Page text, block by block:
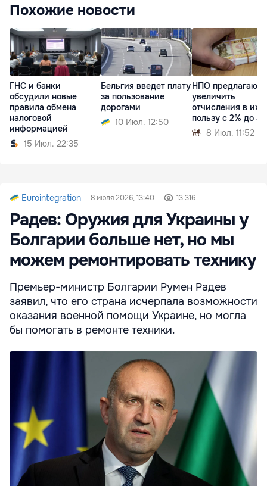
Похожие новости
ГНС и банки
обсудили новые
правила обмена
налоговой
информацией
15 Июл. 22:35
Бельгия введет плату
за пользование
дорогами
10 Июл. 12:50
НПО предлагают
увеличить
отчисления в их
пользу с 2% до
8 Июл. 11:52
Eurointegration 8 июля 2026, 13:40 13 316
Радев: Оружия для Украины у
Болгарии больше нет, но мы
можем ремонтировать технику
Премьер-министр Болгарии Румен Радев
заявил, что его страна исчерпала возможности
оказания военной помощи Украине, но могла
бы помогать в ремонте техники.